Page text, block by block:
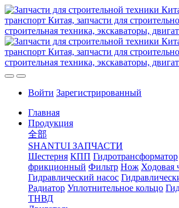
Войти Зарегистрированный
Главная
Продукция
全部
SHANTUI ЗАПЧАСТИ
Шестерня КПП Гидротрансформатор
фрикционный Фильтр Нож Ходовая
Гидравлический насос
Радиатор Уплотнительное кольцо
ТНВД